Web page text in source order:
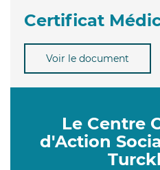
Certificat
Voir le document
Le Centre
d'Action